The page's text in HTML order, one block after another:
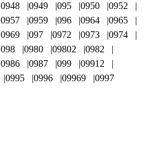
0948 0949 095 0950
0952
0957 0959 096 0964
0965
0969 097 0972 0973
0974
098 0980 09802
0982
0986 0987 099
09912
0995 0996 09969 0997